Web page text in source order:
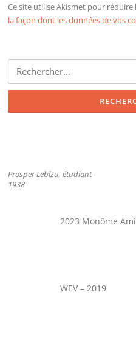
Ce site utilise Akismet pour réduire
la façon dont les données de vos
Rechercher :
Prosper Lebizu, étudiant -
1938
2023 Monôme
WEV – 2019